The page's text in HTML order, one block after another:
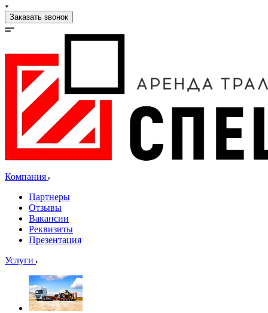
Заказать звонок
Компания
Партнеры
Отзывы
Вакансии
Реквизиты
Презентация
Услуги